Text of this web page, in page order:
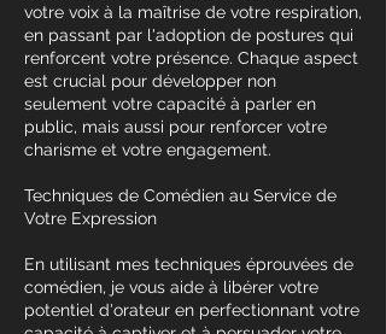
votre voix à la maîtrise de votre respiration,
en passant par l'adoption de postures qui
renforcent votre présence. Chaque aspect
est crucial pour développer non
seulement votre capacité à parler en
public, mais aussi pour renforcer votre
charisme et votre engagement.
Techniques de Comédien au Service de
Votre Expression
En utilisant mes techniques éprouvées de
comédien, je vous aide à libérer votre
potentiel d'orateur en perfectionnant votre